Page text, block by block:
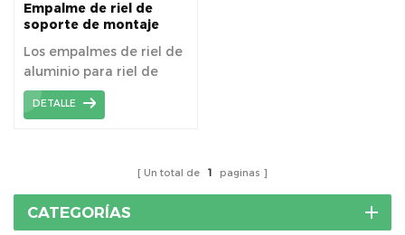
Empalme de riel de
soporte de montaje
Los empalmes de riel de
aluminio para riel de
montaje solar,
dispositivo para
DETALLE
Un total de 1 paginas
CATEGORÍAS